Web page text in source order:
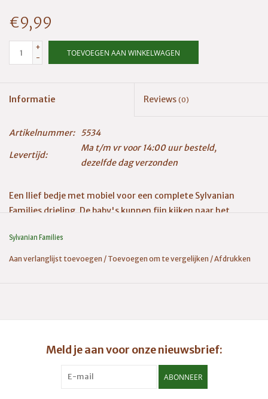
€9,99
+
-
TOEVOEGEN AAN WINKELWAGEN
Informatie Reviews (0)
Artikelnummer: 5534
Levertijd:
Ma t/m vr voor 14:00 uur besteld,
dezelfde dag verzonden
Een llief bedje met mobiel voor een complete Sylvanian
Families drieling. De baby's kunnen fijn kijken naar het
Adviesleeftijd 3+
Sylvanian Families
Aan verlanglijst toevoegen / Toevoegen om te vergelijken /Afdrukken
Meld je aan voor onze nieuwsbrief:
ABONNEER